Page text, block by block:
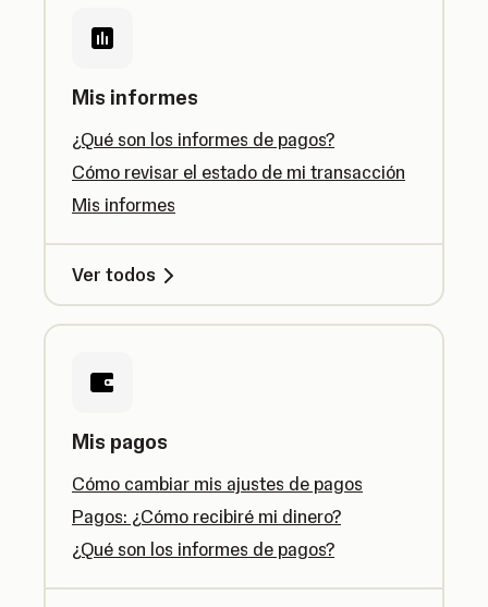
Mis informes
¿Qué son los informes de pagos?
Cómo revisar el estado de mi transacción
Mis informes
Ver todos
Mis pagos
Cómo cambiar mis ajustes de pagos
Pagos: ¿Cómo recibiré mi dinero?
¿Qué son los informes de pagos?